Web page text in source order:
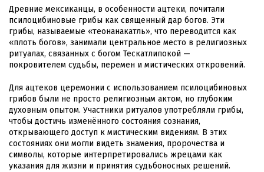
Древние мексиканцы, в особенности ацтеки, почитали
псилоцибиновые грибы как священный дар богов. Эти
грибы, называемые «теонанакатль», что переводится как
«плоть богов», занимали центральное место в религиозных
ритуалах, связанных с богом Тескатлипокой —
покровителем судьбы, перемен и мистических откровений.
Для ацтеков церемонии с использованием псилоцибиновых
грибов были не просто религиозным актом, но глубоким
духовным опытом. Участники ритуалов употребляли грибы,
чтобы достичь изменённого состояния сознания,
открывающего доступ к мистическим видениям. В этих
состояниях они могли видеть знамения, пророчества и
символы, которые интерпретировались жрецами как
указания для жизни и принятия судьбоносных решений.